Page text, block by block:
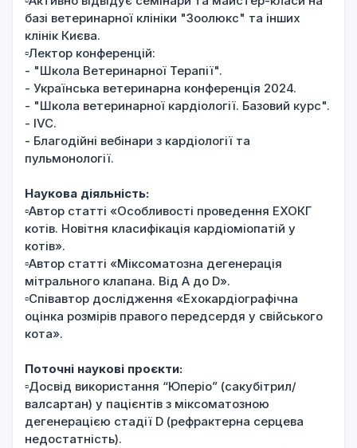
базі ветеринарної клініки "Зоолюкс" та інших
клінік Києва.
▫️Лектор конференцій:
- "Школа Ветеринарної Терапії".
- Українська ветеринарна конференція 2024.
- "Школа ветеринарної кардіології. Базовий курс".
- IVC.
- Благодійні вебінари з кардіології та
пульмонології.
Наукова діяльність:
▫️Автор статті «Особливості проведення ЕХОКГ
котів. Новітня класифікація кардіоміопатій у
котів».
▫️Автор статті «Міксоматозна дегенерація
мітрального клапана. Від А до D».
▫️Співавтор дослідження «Ехокардіографічна
оцінка розмірів правого передсердя у свійського
кота».
Поточні наукові проєкти:
▫️Досвід використання “Юперіо” (сакубітрил/
валсартан) у пацієнтів з міксоматозною
дегенерацією стадії D (рефрактерна серцева
недостатність).